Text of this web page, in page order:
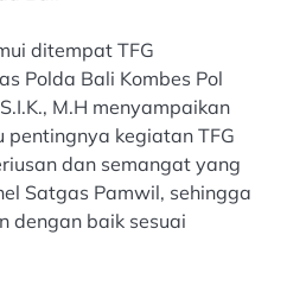
ditempat TFG
Polda Bali Kombes Pol
M.H menyampaikan
kegiatan TFG
dan semangat yang
Satgas Pamwil, sehingga
dengan baik sesuai